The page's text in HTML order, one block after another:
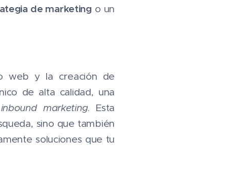
de marketing o un
web y la creación de
de alta calidad, una
inbound marketing. Esta
sino que también
soluciones que tu